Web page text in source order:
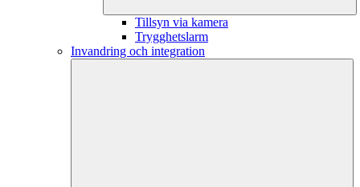
Tillsyn via kamera
Trygghetslarm
Invandring och integration